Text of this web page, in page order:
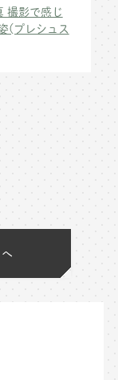
撮影で感じ
(プレシュス